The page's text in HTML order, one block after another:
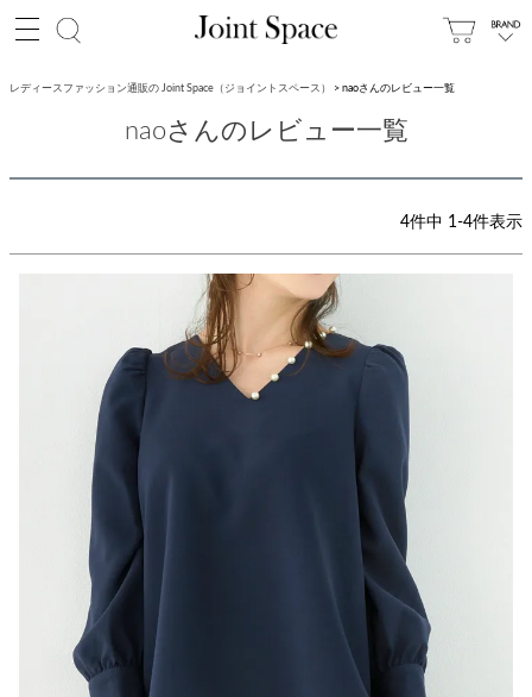
レディースファッション通販の Joint Space（ジョイントスペース） naoさんのレビュー一覧
naoさんのレビュー一覧
4件中 1-4件表示